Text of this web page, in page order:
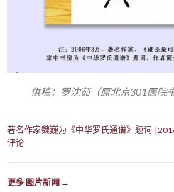
供稿：罗沈茹（原北京301医
著名作家魏巍为《中华罗氏通谱》题词
评论
更多 图片新闻 →